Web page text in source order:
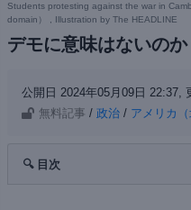
Students protesting against the war in
domain ） , Illustration by The HEADLINE
デモに意味はないのか
公開日 2024年05月09日 22:37,
無料記事 / 政治 / アメリカ（
🔍 目次